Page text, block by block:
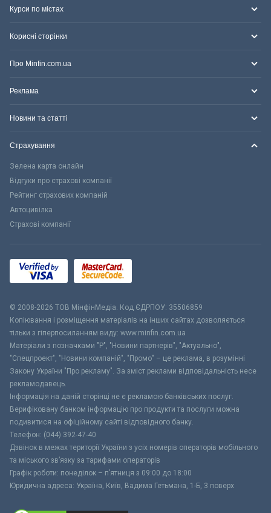
Курси по містах
Корисні сторінки
Про Minfin.com.ua
Реклама
Новини та статті
Страхування
Зелена карта онлайн
Відгуки про страхові компанії
Рейтинг страхових компаній
Автоцивілка
Страхові компанії
© 2008-2026 ТОВ МiнфiнМедiа. Код ЄДРПОУ: 35506859
Копіювання і розміщення матеріалів на інших сайтах дозволяється
тільки з гіперпосиланням виду: www.minfin.com.ua
Матеріали з позначками "Р", "Новини партнерів", "Актуально",
"Спецпроект", "Новини компаній", "Промо" – це реклама, в розумінні
Закону України "Про рекламу". За зміст реклами відповідальність несе
рекламодавець.
Інформація на даній сторінці не є рекламою банківських послуг.
Верифіковану банком інформацію про продукти та послуги можна
подивитися на офіційному сайті відповідного банку.
Телефон: (044) 392-47-40
Дзвінок в межах території України з усіх номерів операторів мобільного
та міського зв’язку за тарифами операторів
Графік роботи: понеділок – п’ятниця з 09:00 до 18:00
Юридична адреса: Україна, Київ, Вадима Гетьмана, 1-Б, 3 поверх